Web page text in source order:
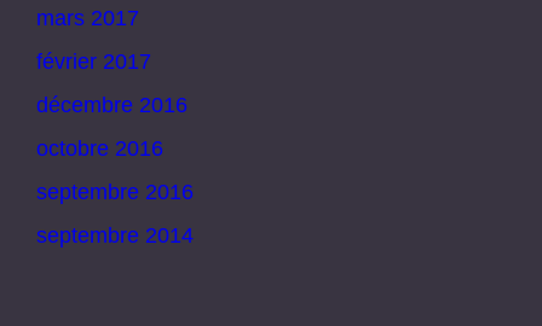
mars 2017
février 2017
décembre 2016
octobre 2016
septembre 2016
septembre 2014